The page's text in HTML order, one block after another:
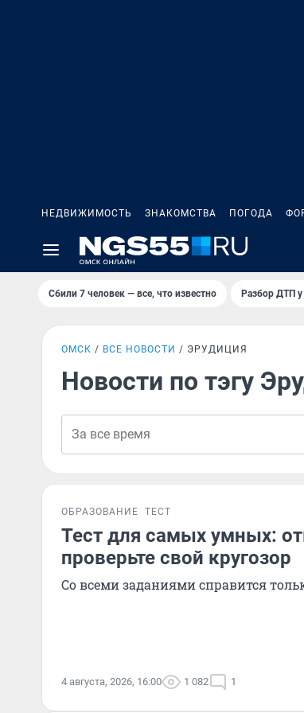
НЕДВИЖИМОСТЬ ЗНАКОМСТВА ПОГОДА
Сбили 7 человек — все, что известно Разбор ДТП у
ОМСК ВСЕ НОВОСТИ ЭРУДИЦИЯ
Новости по тэгу
ОБРАЗОВАНИЕ ТЕСТ
Тест для самых умных:
проверьте свой кругозор
Со всеми заданиями справится
4 августа, 2026, 16:00 1 082 1